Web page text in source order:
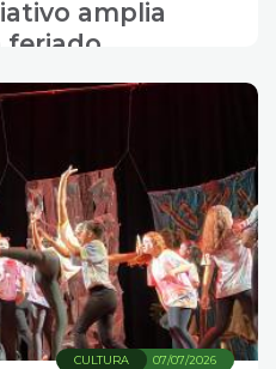
amplia
feriado
07/07/2026
CULTURA